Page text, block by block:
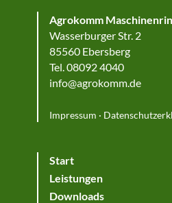
Agrokomm
Wasserburger Str. 2
85560 Ebersberg
Tel. 08092 4040
info@agrokomm.de
Impressum ·
Start
Leistungen
Downloads